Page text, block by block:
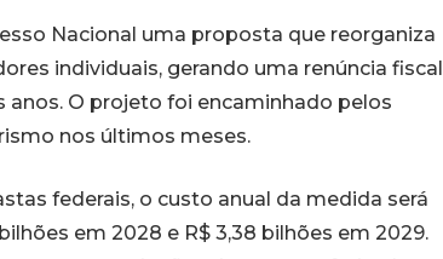
Nacional uma proposta que reorganiza
individuais, gerando uma renúncia fiscal
anos. O projeto foi encaminhado pelos
nos últimos meses.
federais, o custo anual da medida será
em 2028 e R$ 3,38 bilhões em 2029.